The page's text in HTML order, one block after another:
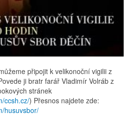
připojit k velikonoční vigilii z
ji bratr farář Vladimír Volráb z
stránek
ccsh.cz/) Přesnos najdete zde:
husuvsbor/